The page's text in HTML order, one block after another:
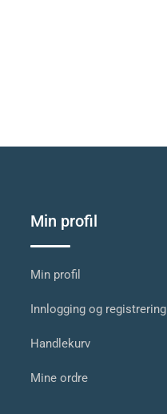
Min profil
Min profil
Innlogging og registrering
Handlekurv
Mine ordre